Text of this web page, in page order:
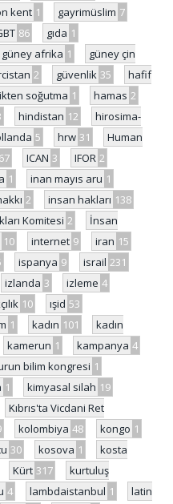
kent 1 gayrimüslim 7
86 gıda 1
güney afrika 1
güney çin
2 güvenlik 35
hafif
soğutma 1 hamas 2
hindistan 12
hirosima-
5 hrw 31
Human
67 ICAN 3 IFOR 2
1 inan mayıs aru 1
2 insan hakları 138
Komitesi 2
İnsan
10 internet 9 iran 15
ispanya 9 israil 231
izlanda 3 izleme 4
10 ışid 53
1 kadın 101
kadın
kamerun 1 kampanya 4
bilim kongresi 1
1 kimyasal silah 19
Kıbrıs'ta Vicdani Ret
kolombiya 48 kongo 1
30 kosova 1
kosta
Kürt 317
kurtuluş
4 lambdaistanbul 1
latin